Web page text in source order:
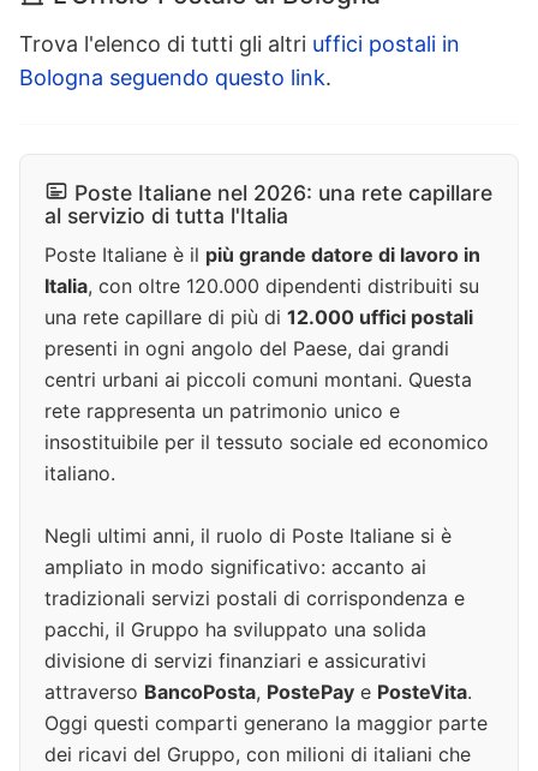
Trova l'elenco di tutti gli altri uffici postali in
Bologna seguendo questo link.
Poste Italiane nel 2026: una rete capillare
al servizio di tutta l'Italia
Poste Italiane è il più grande datore di lavoro in
Italia, con oltre 120.000 dipendenti distribuiti su
una rete capillare di più di 12.000 uffici postali
presenti in ogni angolo del Paese, dai grandi
centri urbani ai piccoli comuni montani. Questa
rete rappresenta un patrimonio unico e
insostituibile per il tessuto sociale ed economico
italiano.
Negli ultimi anni, il ruolo di Poste Italiane si è
ampliato in modo significativo: accanto ai
tradizionali servizi postali di corrispondenza e
pacchi, il Gruppo ha sviluppato una solida
divisione di servizi finanziari e assicurativi
attraverso BancoPosta, PostePay e PosteVita.
Oggi questi comparti generano la maggior parte
dei ricavi del Gruppo, con milioni di italiani che